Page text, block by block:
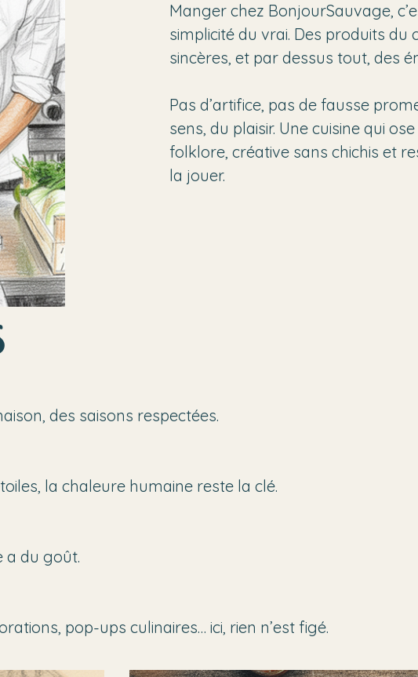
Manger chez BonjourSauvage,
simplicité du vrai. Des produits du
sincères, et par dessus tout, des
Pas d’artifice, pas de fausse
sens, du plaisir. Une cuisine qui
folklore, créative sans chichis et
la jouer.
des saisons respectées.
la chaleure humaine reste la clé.
a du goût.
pop-ups culinaires… ici, rien n’est figé.